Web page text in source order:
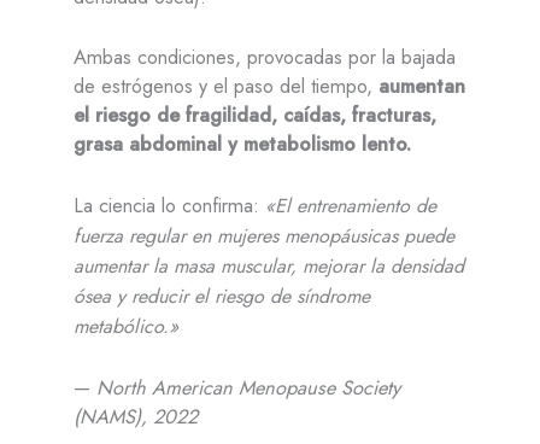
Ambas condiciones, provocadas por la bajada
de estrógenos y el paso del tiempo, aumentan
el riesgo de fragilidad, caídas, fracturas,
grasa abdominal y metabolismo lento.
La ciencia lo confirma: «El entrenamiento de
fuerza regular en mujeres menopáusicas puede
aumentar la masa muscular, mejorar la densidad
ósea y reducir el riesgo de síndrome
metabólico.»
— North American Menopause Society
(NAMS), 2022